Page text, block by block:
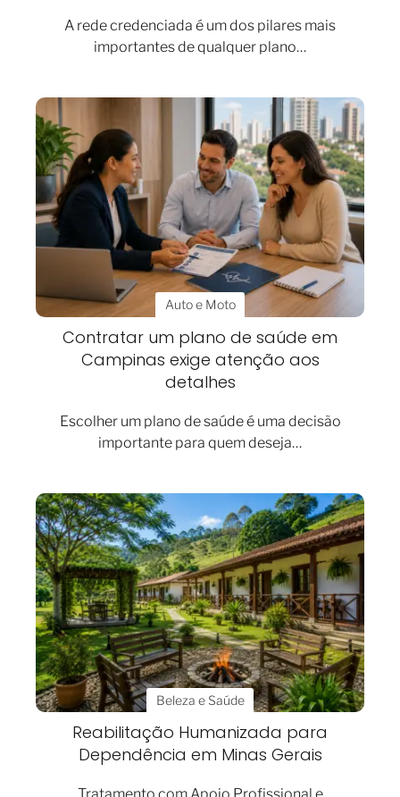
A rede credenciada é um dos pilares mais
importantes de qualquer plano…
Auto e Moto
Contratar um plano de saúde em
Campinas exige atenção aos
detalhes
Escolher um plano de saúde é uma decisão
importante para quem deseja…
Beleza e Saúde
Reabilitação Humanizada para
Dependência em Minas Gerais